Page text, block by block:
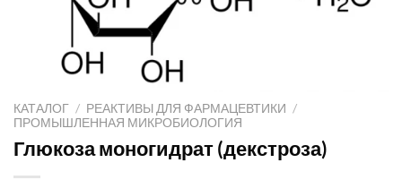
КАТАЛОГ / РЕАКТИВЫ ДЛЯ ФАРМАЦЕВТИКИ /
ПРОМЫШЛЕННАЯ МИКРОБИОЛОГИЯ
Глюкоза моногидрат (декстроза)